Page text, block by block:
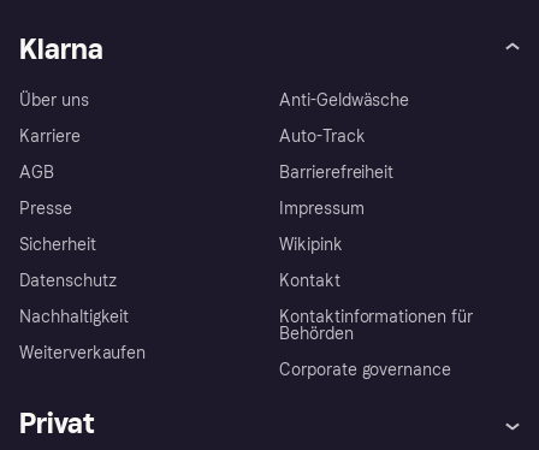
Klarna
Über uns
Karriere
AGB
Presse
Sicherheit
Datenschutz
Nachhaltigkeit
Weiterverkaufen
Anti-Geldwäsche
Auto-Track
Barrierefreiheit
Impressum
Wikipink
Kontakt
Kontaktinformationen für
Behörden
Corporate governance
Privat